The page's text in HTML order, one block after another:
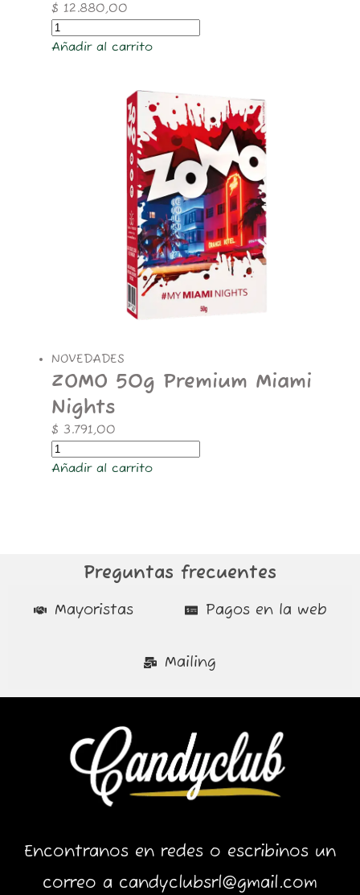
$ 12.880,00
Añadir al carrito
NOVEDADES
ZOMO 50g Premium Miami
Nights
$ 3.791,00
Añadir al carrito
Preguntas frecuentes
Mayoristas Pagos en la web
Mailing
Encontranos en redes o escribinos un
correo a candyclubsrl@gmail.com